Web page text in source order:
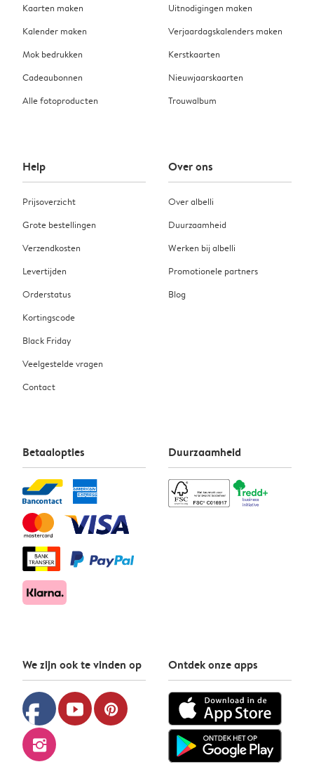
Kaarten maken
Kalender maken
Mok bedrukken
Cadeaubonnen
Alle fotoproducten
Uitnodigingen maken
Verjaardagskalenders maken
Kerstkaarten
Nieuwjaarskaarten
Trouwalbum
Help
Prijsoverzicht
Grote bestellingen
Verzendkosten
Levertijden
Orderstatus
Kortingscode
Black Friday
Veelgestelde vragen
Contact
Over ons
Over albelli
Duurzaamheid
Werken bij albelli
Promotionele partners
Blog
Betaalopties Duurzaamheid
We zijn ook te vinden op
facebook youtube pinterest
instagram
Ontdek onze apps